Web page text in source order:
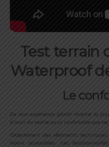
Test terrain
Waterproof
Le
De mon expérience (plutôt récente) la
d’avoir du textile aussi confortable que
Globalement des vêtements
moins accessibles. Les